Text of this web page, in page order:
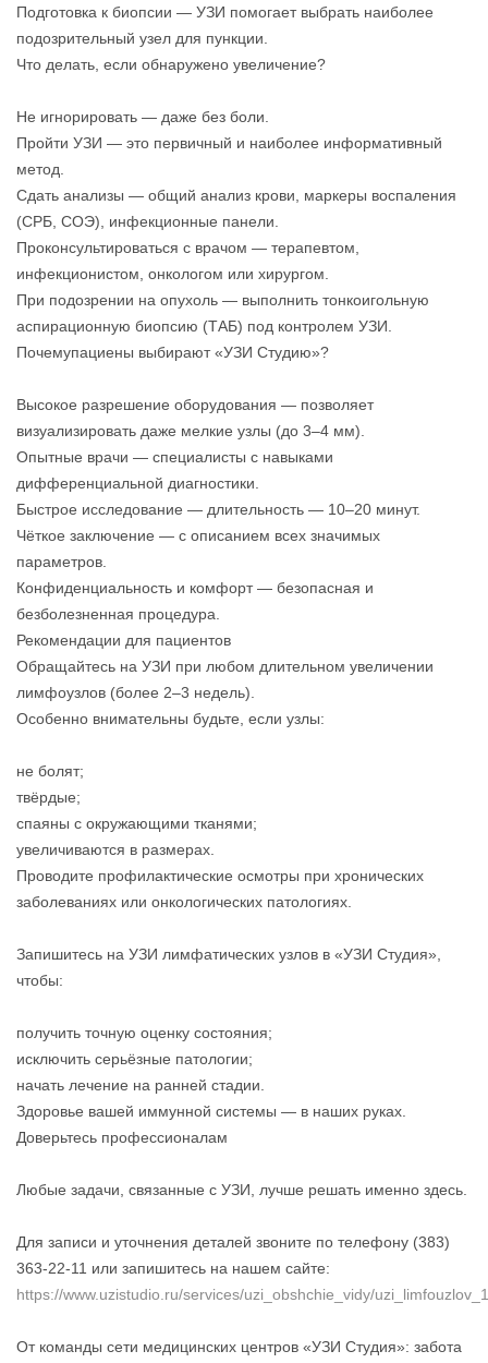
Подготовка к биопсии — УЗИ помогает выбрать наиболее
подозрительный узел для пункции.
Что делать, если обнаружено увеличение?
Не игнорировать — даже без боли.
Пройти УЗИ — это первичный и наиболее информативный
метод.
Сдать анализы — общий анализ крови, маркеры воспаления
(СРБ, СОЭ), инфекционные панели.
Проконсультироваться с врачом — терапевтом,
инфекционистом, онкологом или хирургом.
При подозрении на опухоль — выполнить тонкоигольную
аспирационную биопсию (ТАБ) под контролем УЗИ.
Почемупациены выбирают «УЗИ Студию»?
Высокое разрешение оборудования — позволяет
визуализировать даже мелкие узлы (до 3–4 мм).
Опытные врачи — специалисты с навыками
дифференциальной диагностики.
Быстрое исследование — длительность — 10–20 минут.
Чёткое заключение — с описанием всех значимых
параметров.
Конфиденциальность и комфорт — безопасная и
безболезненная процедура.
Рекомендации для пациентов
Обращайтесь на УЗИ при любом длительном увеличении
лимфоузлов (более 2–3 недель).
Особенно внимательны будьте, если узлы:
не болят;
твёрдые;
спаяны с окружающими тканями;
увеличиваются в размерах.
Проводите профилактические осмотры при хронических
заболеваниях или онкологических патологиях.
Запишитесь на УЗИ лимфатических узлов в «УЗИ Студия»,
чтобы:
получить точную оценку состояния;
исключить серьёзные патологии;
начать лечение на ранней стадии.
Здоровье вашей иммунной системы — в наших руках.
Доверьтесь профессионалам
Любые задачи, связанные с УЗИ, лучше решать именно здесь.
Для записи и уточнения деталей звоните по телефону (383)
363-22-11 или запишитесь на нашем сайте:
https://www.uzistudio.ru/services/uzi_obshchie_vidy/
От команды сети медицинских центров «УЗИ Студия»: забота